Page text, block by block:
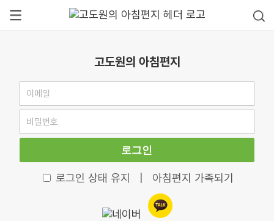
고도원의 아침편지
로그인
로그인 상태 유지 아침편지 가족되기